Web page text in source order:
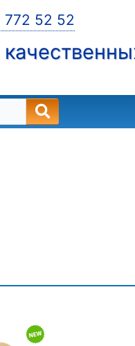
772 52 52